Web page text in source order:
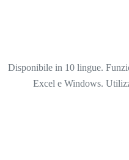
Disponibile in 10 lingue.
Excel e Windows.